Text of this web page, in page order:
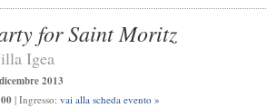
for Saint Moritz
Igea
2013
| Ingresso: vai alla scheda evento »